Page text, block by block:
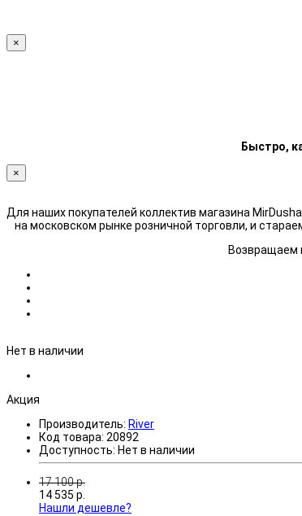
×
Быстро,
×
Для наших покупателей коллектив магазина
на московском рынке розничной торговли, и
Возвращаем
Нет в наличии
Акция
Производитель: River
Код товара: 20892
Доступность: Нет в наличии
17 100р.
14 535 р.
Нашли дешевле?